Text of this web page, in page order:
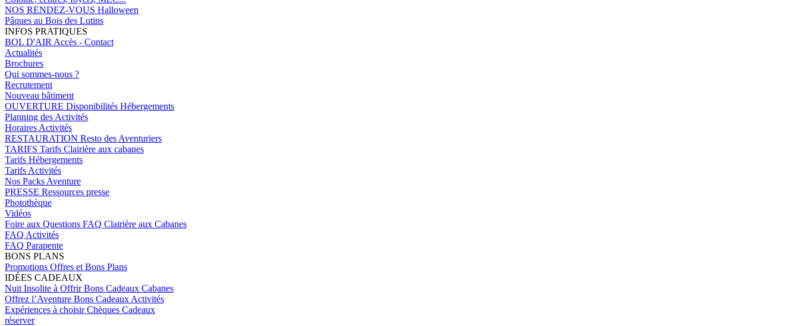
NOS RENDEZ-VOUS Halloween
Pâques au Bois des Lutins
INFOS PRATIQUES
BOL D'AIR Accès - Contact
Actualités
Brochures
Qui sommes-nous ?
Recrutement
Nouveau bâtiment
OUVERTURE Disponibilités Hébergements
Planning des Activités
Horaires Activités
RESTAURATION Resto des Aventuriers
TARIFS Tarifs Clairière aux cabanes
Tarifs Hébergements
Tarifs Activités
Nos Packs Aventure
PRESSE Ressources presse
Photothèque
Vidéos
Foire aux Questions FAQ Clairière aux Cabanes
FAQ Activités
FAQ Parapente
BONS PLANS
Promotions Offres et Bons Plans
IDÉES CADEAUX
Nuit Insolite à OffrirBons Cadeaux Cabanes
Offrez l’Aventure Bons Cadeaux Activités
Expériences à choisirChèques Cadeaux
réserver